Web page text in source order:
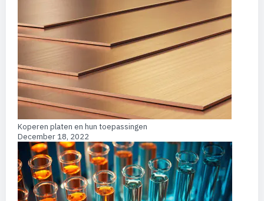
Koperen platen en hun toepassingen
December 18, 2022